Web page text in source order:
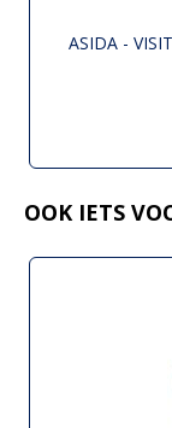
ASIDA -
OOK IETS